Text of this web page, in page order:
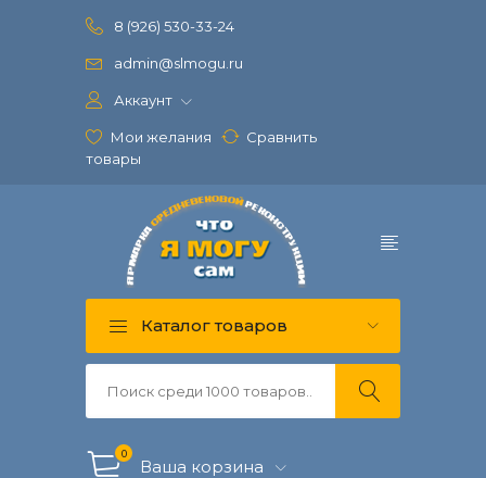
8 (926) 530-33-24
admin@slmogu.ru
Аккаунт
Мои желания
Сравнить
товары
Каталог товаров
0
Ваша корзина